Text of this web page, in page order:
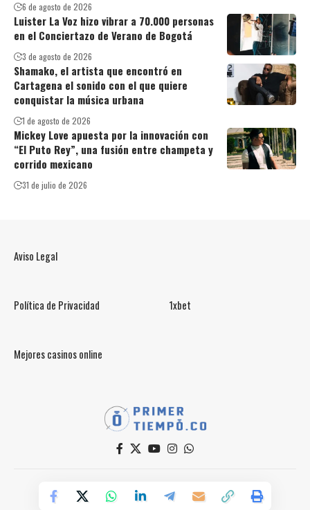
6 de agosto de 2026
Luister La Voz hizo vibrar a 70.000 personas
en el Conciertazo de Verano de Bogotá
3 de agosto de 2026
Shamako, el artista que encontró en
Cartagena el sonido con el que quiere
conquistar la música urbana
1 de agosto de 2026
Mickey Love apuesta por la innovación con
“El Puto Rey”, una fusión entre champeta y
corrido mexicano
31 de julio de 2026
Aviso Legal
Política de Privacidad 1xbet
Mejores casinos online
Powered by Primer Tiempo Deportes SAS